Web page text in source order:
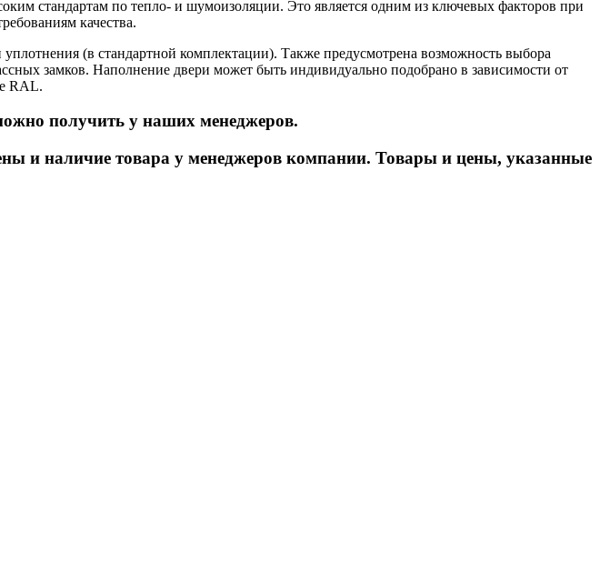
стандартам по тепло- и шумоизоляции. Это является одним из ключевых факторов при
качества.
(в стандартной комплектации). Также предусмотрена возможность выбора
замков. Наполнение двери может быть индивидуально подобрано в зависимости от
RAL.
получить у наших менеджеров.
и наличие товара у менеджеров компании. Товары и цены, указанные